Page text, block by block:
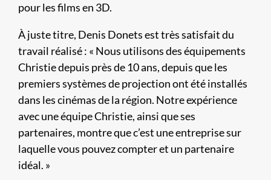
pour les films en 3D.
À juste titre, Denis Donets est très satisfait du
travail réalisé : « Nous utilisons des équipements
Christie depuis près de 10 ans, depuis que les
premiers systèmes de projection ont été installés
dans les cinémas de la région. Notre expérience
avec une équipe Christie, ainsi que ses
partenaires, montre que c’est une entreprise sur
laquelle vous pouvez compter et un partenaire
idéal. »